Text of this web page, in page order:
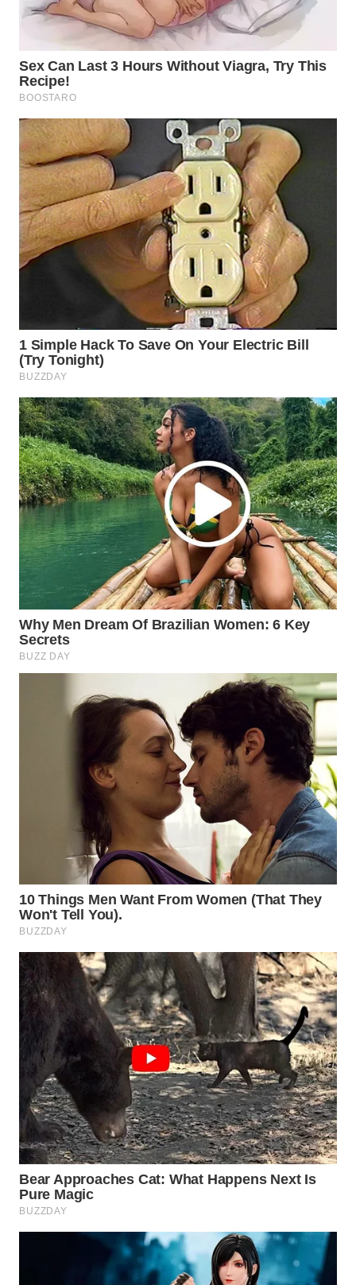
INDRAMAYU
WN
KUNINGAN
WN
MAJALENGKA
WN
SUBANG
PURWAKARTA
WN
PRIANGAN
TIMUR
WN
SEMARANG
WN
SOLO
BOROBUDUR
WN
MADURA
SURABAYA
MANDALIKA
WN
WN
LABUANBAJO
WN
BORNEO
Wahana
Media
Group
WAHANA
NEWS